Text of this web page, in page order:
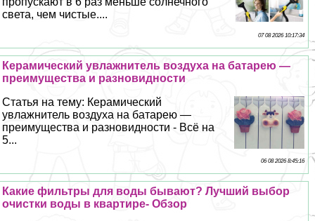
света, чем чистые....
07 08 2026 10:17:34
Керамический увлажнитель воздуха на батарею —
преимущества и разновидности
Статья на тему: Керамический
увлажнитель воздуха на батарею —
преимущества и разновидности - Всё на
5...
06 08 2026 8:45:16
Какие фильтры для воды бывают? Лучший выбор
очистки воды в квартире- Обзор